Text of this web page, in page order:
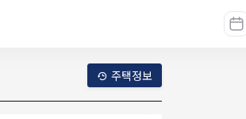
주택정보